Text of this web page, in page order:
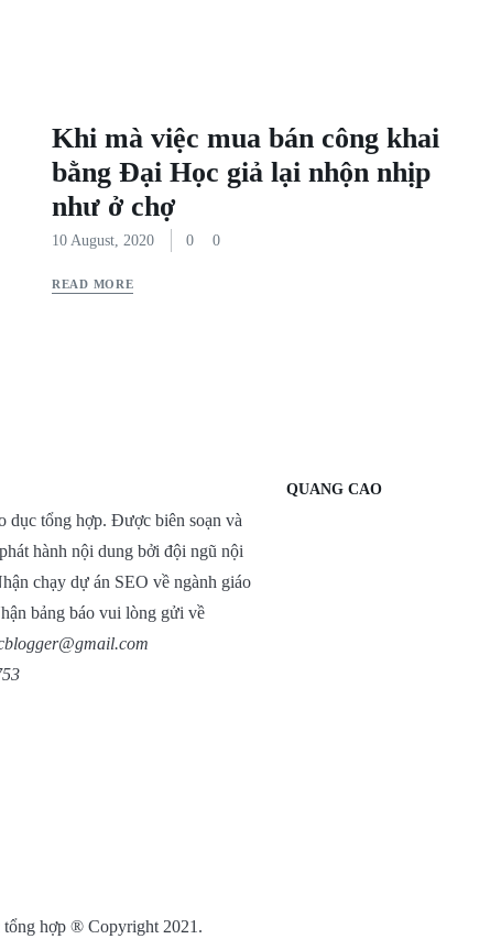
Khi mà việc mua bán công khai
bằng Đại Học giả lại nhộn nhịp
như ở chợ
10 August, 2020 0 0
READ MORE
dục tổng hợp. Được biên soạn và
hành nội dung bởi đội ngũ nội
chạy dự án SEO về ngành giáo
bảng báo vui lòng gửi về
QUANG CAO
hợp ® Copyright 2021.